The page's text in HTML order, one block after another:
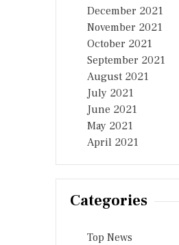
December 2021
November 2021
October 2021
September 2021
August 2021
July 2021
June 2021
May 2021
April 2021
Categories
Top News